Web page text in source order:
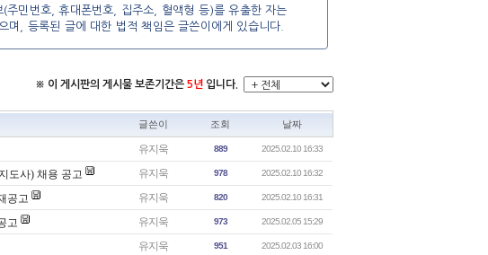
민번호, 휴대폰번호, 집주소, 혈액형 등)를 유출한 자는
, 등록된 글에 대한 법적 책임은 글쓴이에게 있습니다.
※ 이 게시판의 게시물 보존기간은 5년 입니다.
글쓴이 조회 날짜
유지욱 889 2025.02.10 16:33
도사) 채용 공고 유지욱 978 2025.02.10 16:32
공고 유지욱 820 2025.02.10 16:31
고 유지욱 973 2025.02.05 15:29
유지욱 951 2025.02.03 16:00